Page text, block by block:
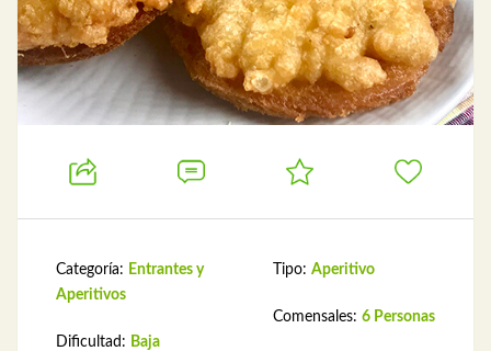
Categoría: Entrantes y
Aperitivos
Dificultad: Baja
Tipo: Aperitivo
Comensales: 6 Personas